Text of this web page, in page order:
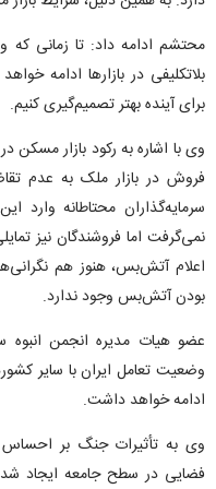
محتشم ادامه داد: تا زمانی
بلاتکلیفی در بازارها ادامه
برای آینده بهتر تصمیم‌گیری کنیم.
وی با اشاره به رکود بازار
فروش در بازار ملک به عدم
سرمایه‌گذاران محتاطانه
نمی‌گرفت اما فروشندگان نیز
اعلام آتش‌بس، هنوز هم
بودن آتش‌بس وجود ندارد.
عضو هیات مدیره انجمن انبوه
وضعیت تعامل ایران با سایر
ادامه خواهد داشت.
وی به تأثیرات جنگ بر احساس
فضایی در سطح جامعه ایجاد